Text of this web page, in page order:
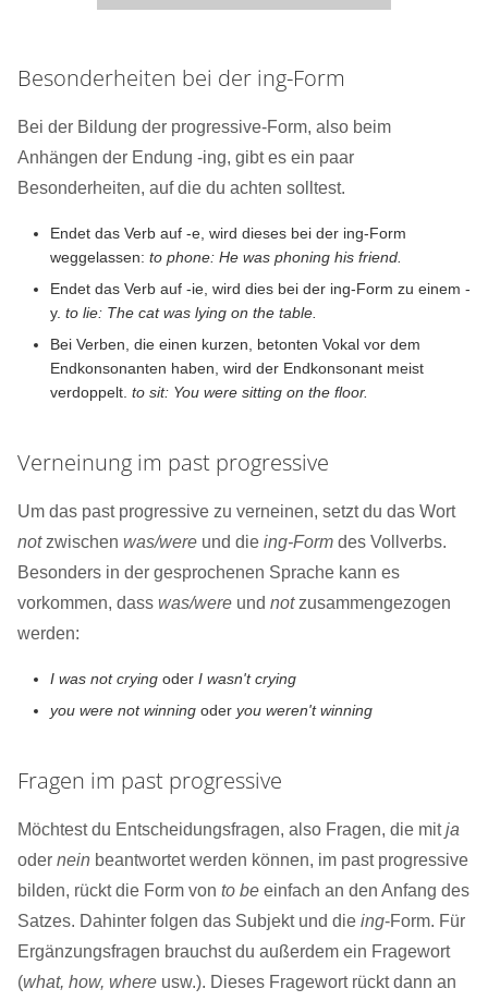
Besonderheiten bei der ing-Form
Bei der Bildung der progressive-Form, also beim
Anhängen der Endung -ing, gibt es ein paar
Besonderheiten, auf die du achten solltest.
Endet das Verb auf -e, wird dieses bei der ing-Form
weggelassen: to phone: He was phoning his friend.
Endet das Verb auf -ie, wird dies bei der ing-Form zu einem -
y. to lie: The cat was lying on the table.
Bei Verben, die einen kurzen, betonten Vokal vor dem
Endkonsonanten haben, wird der Endkonsonant meist
verdoppelt. to sit: You were sitting on the floor.
Verneinung im past progressive
Um das past progressive zu verneinen, setzt du das Wort
notzwischen was/were und die ing-Form des Vollverbs.
Besonders in der gesprochenen Sprache kann es
vorkommen, dass was/were und notzusammengezogen
werden:
I was not crying oder I wasn't crying
you were not winning oder you weren't winning
Fragen im past progressive
Möchtest du Entscheidungsfragen, also Fragen, die mitja
oder nein beantwortet werden können, im past progressive
bilden, rückt die Form von to be einfach an den Anfang des
Satzes. Dahinter folgen das Subjekt und die ing-Form. Für
Ergänzungsfragen brauchst du außerdem ein Fragewort
(what, how, where usw.). Dieses Fragewort rückt dann an